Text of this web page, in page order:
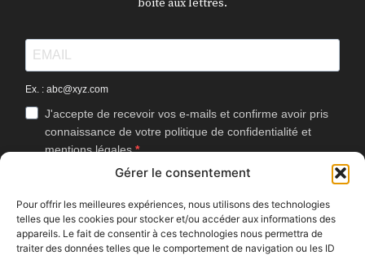
Gérer le consentement
Pour offrir les meilleures expériences, nous utilisons des technologies
telles que les cookies pour stocker et/ou accéder aux informations des
appareils. Le fait de consentir à ces technologies nous permettra de
traiter des données telles que le comportement de navigation ou les ID
boîte aux lettres.
Ex. : abc@xyz.com
J'accepte de recevoir vos e-mails et confirme avoir pris
connaissance de votre politique de confidentialité et
mentions légales.
Vous pouvez vous désinscrire à tout moment en cliquant sur le lien
J'accepte que Bike Café mesure l'ouverture des
newsletters afin d'améliorer les contenus proposés.